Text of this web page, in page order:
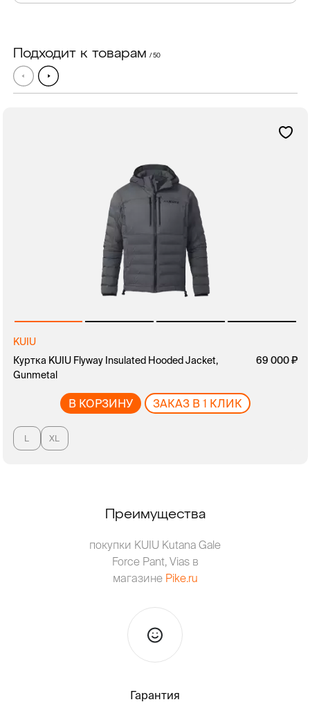
Подходит к товарам / 50
KUIU
Куртка KUIU Flyway Insulated Hooded Jacket,
Gunmetal
69 000
В КОРЗИНУ ЗАКАЗ В 1 КЛИК
L XL
Преимущества
покупки KUIU Kutana Gale
Force Pant, Vias в
магазине Pike.ru
Гарантия